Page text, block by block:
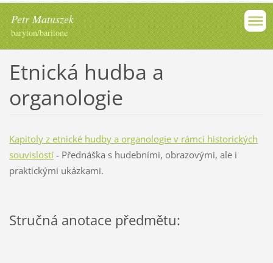
Petr Matuszek
baryton/baritone
Etnická hudba a
organologie
Kapitoly z etnické hudby a organologie v rámci historických
souvislostí- Přednáška s hudebními, obrazovými, ale i
praktickými ukázkami.
Stručná anotace předmětu: